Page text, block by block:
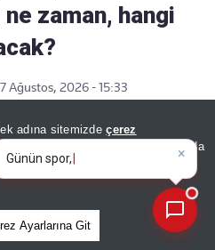
adına sitemizdeçerez
KVKK ve GDPR kapsamında
içinAydınlatma Metnimizi
Ayarlarına Git
zaman, hangi
Ağustos, 2026 - 15:33
×
Günün spor, gündem ve
ekonomi gelişmelerini analiz